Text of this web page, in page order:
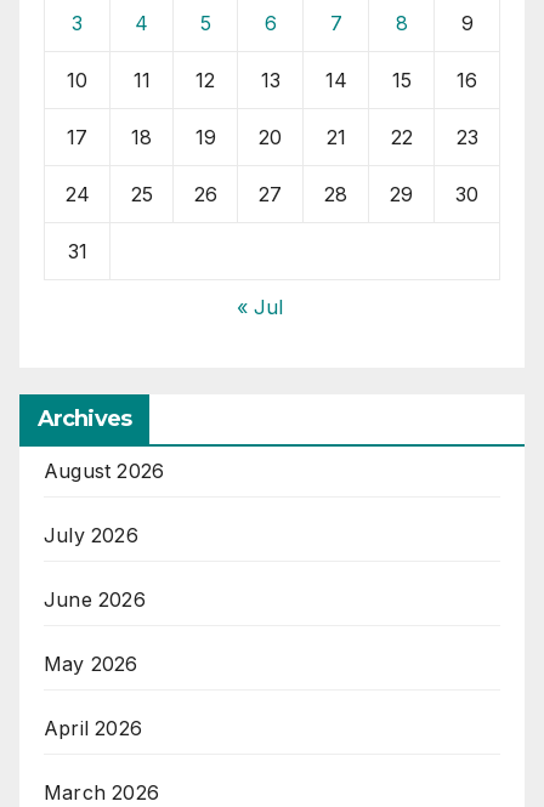
3 4 5 6 7 8 9
10 11 12 13 14 15 16
17 18 19 20 21 22 23
24 25 26 27 28 29 30
31
« Jul
Archives
August 2026
July 2026
June 2026
May 2026
April 2026
March 2026